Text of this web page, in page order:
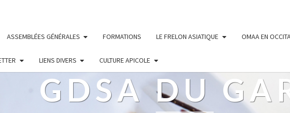
ASSEMBLÉES GÉNÉRALES FORMATIONS LE FRELON ASIATIQUE OMAA EN
LIENS DIVERS CULTURE APICOLE
GDSA DU